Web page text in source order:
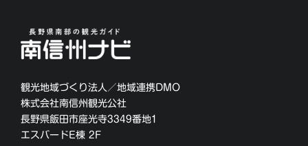
観光地域づくり法人／地域連携DMO
株式会社南信州観光公社
長野県飯田市座光寺3349番地1
エスバードE棟 2F